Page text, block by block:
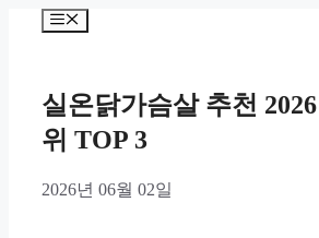
Menu
실온닭가슴살 추천
위 TOP 3
2026년 06월 02일